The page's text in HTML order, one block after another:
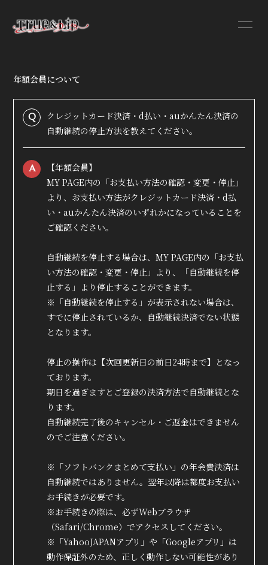
INFORMATION
PROFILE
DISCOGRAPHY
True&Lip
ファンクラブ
会員登録 ログイン
年額会員について
Q
クレジットカード決済・d払い・auかんたん決済の
自動継続の停止方法を教えてください。
A
【年額会員】
MY PAGE内の「お支払い方法の確認・変更・停止」
より、お支払い方法がクレジットカード決済・d払
い・auかんたん決済のいずれかになっていることを
ご確認ください。
自動継続を停止する場合は、MY PAGE内の「お支払
い方法の確認・変更・停止」より、「自動継続を停
止する」より停止することができます。
※「自動継続を停止する」が表示されない場合は、
すでに停止されているか、自動継続決済でない状態
となります。
停止の操作は【次回更新日の前日24時まで】となっ
ております。
期日を過ぎますとご登録の決済方法で自動継続とな
ります。
自動継続完了後のキャンセル・ご返金はできません
のでご注意ください。
※「ソフトバンクまとめて支払い」の年会費決済は
自動継続ではありません。翌年以降は都度お支払い
お手続きが必要です。
※お手続きの際は、必ずWebブラウザ
（Safari/Chrome）でアクセスしてください。
※「YahooJAPANアプリ」や「Googleアプリ」は
動作保証外のため、正しく動作しない可能性があり